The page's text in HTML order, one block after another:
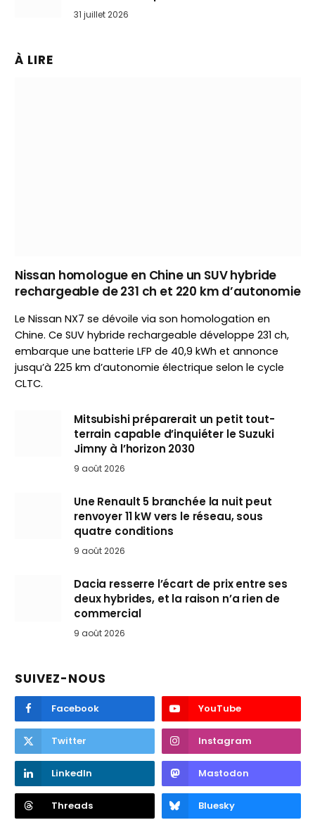
31 juillet 2026
À LIRE
Nissan homologue en Chine un SUV hybride
rechargeable de 231 ch et 220 km d’autonomie
Le Nissan NX7 se dévoile via son homologation en
Chine. Ce SUV hybride rechargeable développe 231 ch,
embarque une batterie LFP de 40,9 kWh et annonce
jusqu’à 225 km d’autonomie électrique selon le cycle
CLTC.
Mitsubishi préparerait un petit tout-
terrain capable d’inquiéter le Suzuki
Jimny à l’horizon 2030
9 août 2026
Une Renault 5 branchée la nuit peut
renvoyer 11 kW vers le réseau, sous
quatre conditions
9 août 2026
Dacia resserre l’écart de prix entre ses
deux hybrides, et la raison n’a rien de
commercial
9 août 2026
SUIVEZ-NOUS
Facebook YouTube
Twitter Instagram
LinkedIn Mastodon
Threads Bluesky